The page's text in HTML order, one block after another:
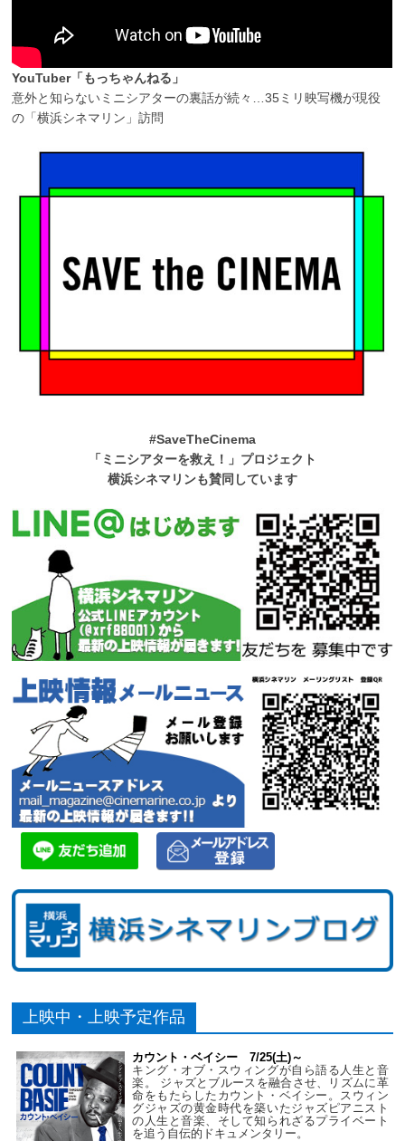
YouTuber「もっちゃんねる」
意外と知らないミニシアターの裏話が続々…35ミリ映写機が現役
の「横浜シネマリン」訪問
#SaveTheCinema
「ミニシアターを救え！」プロジェクト
横浜シネマリンも賛同しています
上映中・上映予定作品
カウント・ベイシー 7/25(土)～
キング・オブ・スウィングが自ら語る人生と音
楽。 ジャズとブルースを融合させ、リズムに革
命をもたらしたカウント・ベイシー。スウィン
グジャズの黄金時代を築いたジャズピアニスト
の人生と音楽、そして知られざるプライベート
を追う自伝的ドキュメンタリー。